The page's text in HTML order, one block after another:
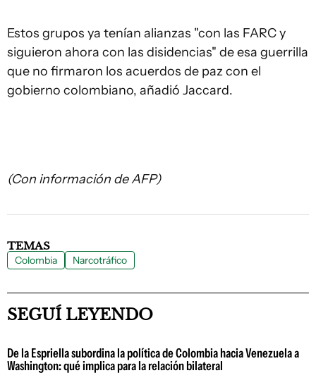
Estos grupos ya tenían alianzas "con las FARC y
siguieron ahora con las disidencias" de esa guerrilla
que no firmaron los acuerdos de paz con el
gobierno colombiano, añadió Jaccard.
(Con información de AFP)
TEMAS
Colombia Narcotráfico
SEGUÍ LEYENDO
De la Espriella subordina la política de Colombia hacia Venezuela a
Washington: qué implica para la relación bilateral